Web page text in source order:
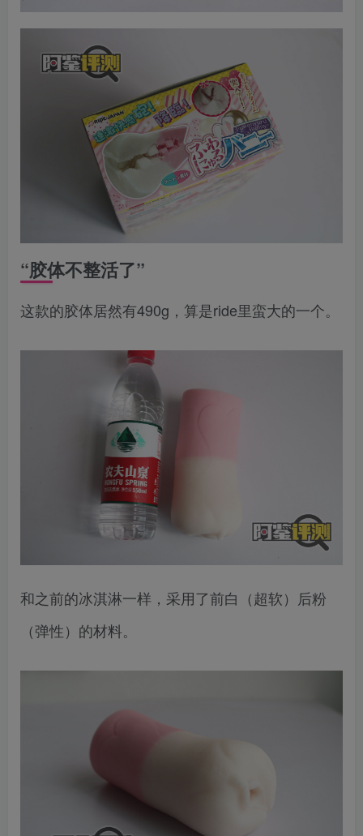
“胶体不整活了”
这款的胶体居然有490g，算是ride里蛮大的一个。
和之前的冰淇淋一样，采用了前白（超软）后粉
（弹性）的材料。